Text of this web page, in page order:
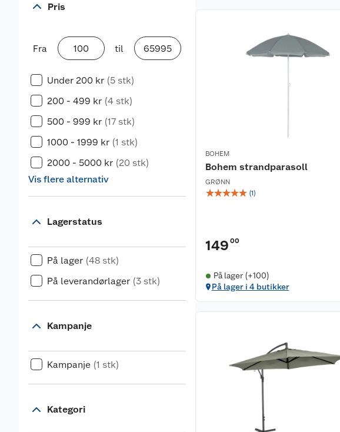
Pris
Fra til
Under 200 kr (5 stk)
200 - 499 kr (4 stk)
500 - 999 kr (17 stk)
1000 - 1999 kr (1 stk)
2000 - 5000 kr (20 stk)
Vis flere alternativ
Lagerstatus
På lager (48 stk)
På leverandørlager (3 stk)
Kampanje
Kampanje (1 stk)
Kategori
BOHEM
Bohem strandparasoll
GRØNN
☆☆☆☆☆ (1)
149 00
På lager (+100)
På lager i 4 butikker